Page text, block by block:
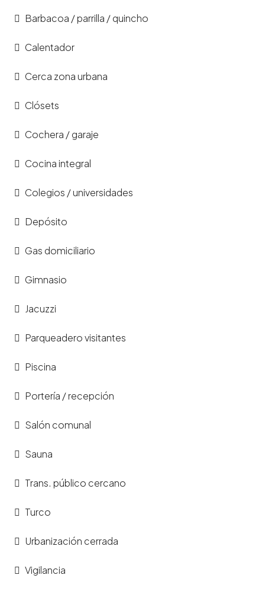
Barbacoa / parrilla / quincho
Calentador
Cerca zona urbana
Clósets
Cochera / garaje
Cocina integral
Colegios / universidades
Depósito
Gas domiciliario
Gimnasio
Jacuzzi
Parqueadero visitantes
Piscina
Portería / recepción
Salón comunal
Sauna
Trans. público cercano
Turco
Urbanización cerrada
Vigilancia